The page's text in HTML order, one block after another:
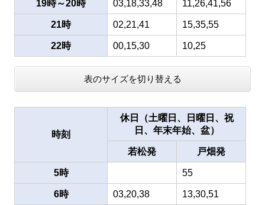
19時～20時 03,18,33,48 11,26,41,56
21時 02,21,41 15,35,55
22時 00,15,30 10,25
表のサイズを切り替える
時刻
休日（土曜日、日曜日、祝
日、年末年始、盆）
若松発 戸畑発
5時 55
6時 03,20,38 13,30,51